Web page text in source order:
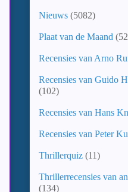
Nieuws (5082)
Plaat van de Maand
Recensies van Arno
Recensies van Guido
(102)
Recensies van Hans
Recensies van Peter
Thrillerquiz (11)
Thrillerrecensies van
(134)